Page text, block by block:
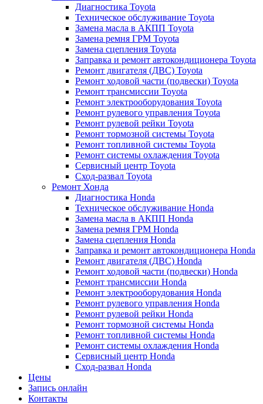
Диагностика Toyota
Техническое обслуживание Toyota
Замена масла в АКПП Toyota
Замена ремня ГРМ Toyota
Замена сцепления Toyota
Заправка и ремонт автокондиционера Toyota
Ремонт двигателя (ДВС) Toyota
Ремонт ходовой части (подвески) Toyota
Ремонт трансмиссии Toyota
Ремонт электрооборудования Toyota
Ремонт рулевого управления Toyota
Ремонт рулевой рейки Toyota
Ремонт тормозной системы Toyota
Ремонт топливной системы Toyota
Ремонт системы охлаждения Toyota
Сервисный центр Toyota
Сход-развал Toyota
Ремонт Хонда
Диагностика Honda
Техническое обслуживание Honda
Замена масла в АКПП Honda
Замена ремня ГРМ Honda
Замена сцепления Honda
Заправка и ремонт автокондиционера Honda
Ремонт двигателя (ДВС) Honda
Ремонт ходовой части (подвески) Honda
Ремонт трансмиссии Honda
Ремонт электрооборудования Honda
Ремонт рулевого управления Honda
Ремонт рулевой рейки Honda
Ремонт тормозной системы Honda
Ремонт топливной системы Honda
Ремонт системы охлаждения Honda
Сервисный центр Honda
Сход-развал Honda
Цены
Запись онлайн
Контакты